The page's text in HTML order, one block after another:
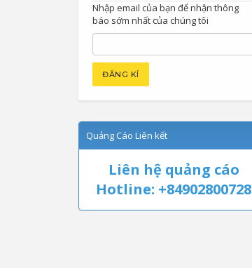
Nhập email của bạn để nhận thông
báo sớm nhất của chúng tôi
Quảng Cáo Liên kết
Liên hệ quảng cáo
Hotline: +84902800728